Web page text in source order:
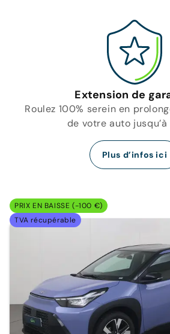
Extension de
Roulez 100% serein en
de votre auto jusqu’à
Plus d’infos ici
PRIX EN BAISSE (-100 €)
TVA récupérable